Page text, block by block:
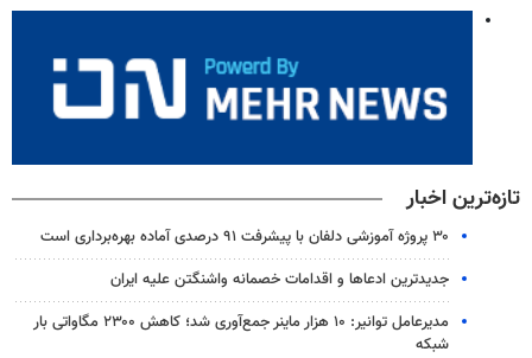
تازه‌ترین اخبار
۳۰ پروژه آموزشی دلفان با پیشرفت ۹۱ درصدی آماده بهره‌برداری است
جدیدترین ادعاها و اقدامات خصمانه واشنگتن علیه ایران
مدیرعامل توانیر: ۱۰ هزار ماینر جمع‌آوری شد؛ کاهش ۲۳۰۰ مگاواتی بار
شبکه